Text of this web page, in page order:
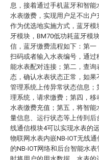
息，接着通过手机蓝牙和智
水表缴费，实现用户足不出户
作为优选地实施方式，蓝牙
牙模块，BM70低功耗蓝牙模
信，蓝牙缴费流程如下：第一
扫码或者输入水表编号，通
能水表配对连接；第二，查
态，确认水表状态正常，如
管理系统上传异常状态信息
理系统，请求缴费；第四，
水表缴费充值；第五，将智能
量信息、运行状态等上传到后
线通信模块4可以实现水表的
物联网水表内嵌NB-IOT无线
的NB-IOT网络和后台智能水